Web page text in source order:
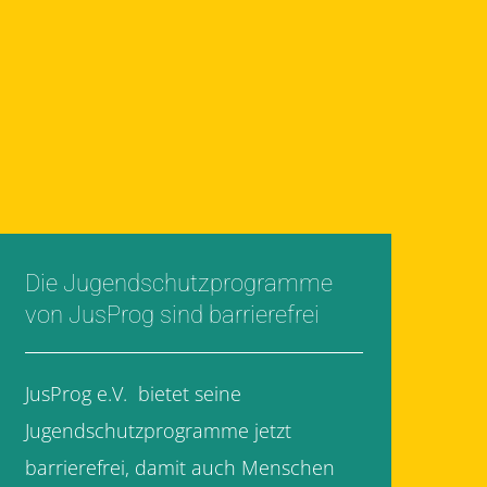
Die Jugendschutzprogramme
von JusProg sind barrierefrei
JusProg e.V. bietet seine
Jugendschutzprogramme jetzt
barrierefrei, damit auch Menschen